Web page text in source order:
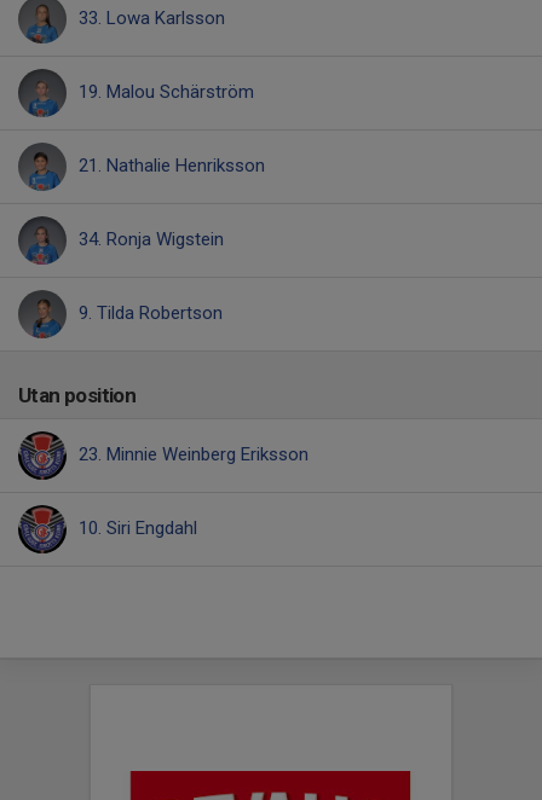
33. Lowa Karlsson
19. Malou Schärström
21. Nathalie Henriksson
34. Ronja Wigstein
9. Tilda Robertson
Utan position
23. Minnie Weinberg Eriksson
10. Siri Engdahl